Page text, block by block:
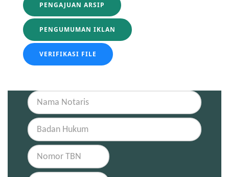
PENGAJUAN ARSIP
PENGUMUMAN IKLAN
VERIFIKASI FILE